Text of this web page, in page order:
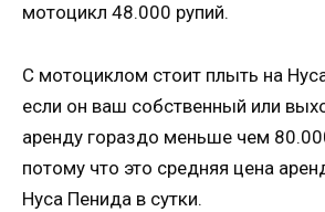
мотоцикл 48.000 рупий.
С мотоциклом стоит плыть на
если он ваш собственный или
аренду гораздо меньше чем
потому что это средняя цена
Нуса Пенида в сутки.